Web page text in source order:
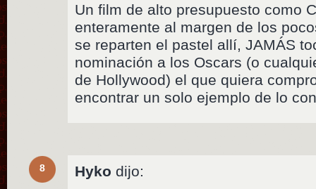
Un film de alto presupuesto como
enteramente al margen de los
se reparten el pastel allí, JAMÁS
nominación a los Oscars (o
de Hollywood) el que quiera
encontrar un solo ejemplo de lo
8 Hyko dijo: